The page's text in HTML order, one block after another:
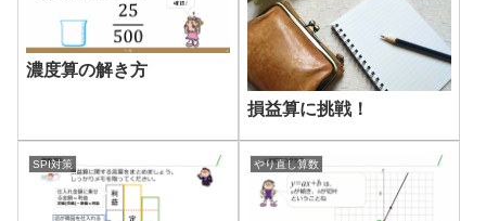
濃度算の解き方
損益算に挑戦！
SPI対策 やり直し算数